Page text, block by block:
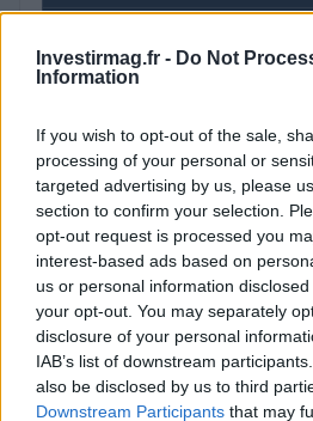
Investirmag.fr - Do Not
Information
If you wish to opt-out of the sale,
processing of your personal or
targeted advertising by us, please
section to confirm your selection.
opt-out request is processed you
interest-based ads based on
us or personal information
your opt-out. You may separately
disclosure of your personal
IAB’s list of downstream
also be disclosed by us to third
Downstream Participants that may
EquityPay
(EQPAY)
Bitcoin
VNST Stablecoin
(VNST)
Ethereum
(ETH)